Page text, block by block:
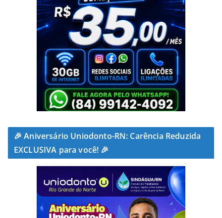
🎉 Aniversário Uniodonto-RN: Carência Reduzida
EXCLUSIVA para você! 🎉